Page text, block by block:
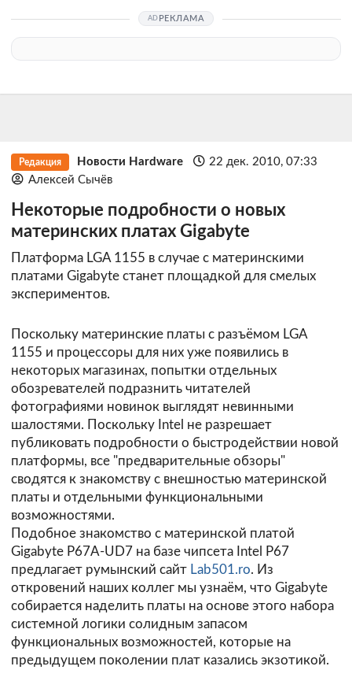
РЕКЛАМА
Редакция Новости Hardware
22 дек. 2010, 07:33
Алексей Сычёв
Некоторые подробности о новых
материнских платах Gigabyte
Платформа LGA 1155 в случае с материнскими
платами Gigabyte станет площадкой для смелых
экспериментов.
Поскольку материнские платы с разъёмом LGA
1155 и процессоры для них уже появились в
некоторых магазинах, попытки отдельных
обозревателей подразнить читателей
фотографиями новинок выглядят невинными
шалостями. Поскольку Intel не разрешает
публиковать подробности о быстродействии новой
платформы, все "предварительные обзоры"
сводятся к знакомству с внешностью материнской
платы и отдельными функциональными
возможностями.
Подобное знакомство с материнской платой
Gigabyte P67A-UD7 на базе чипсета Intel P67
предлагает румынский сайт Lab501.ro. Из
откровений наших коллег мы узнаём, что Gigabyte
собирается наделить платы на основе этого набора
системной логики солидным запасом
функциональных возможностей, которые на
предыдущем поколении плат казались экзотикой.